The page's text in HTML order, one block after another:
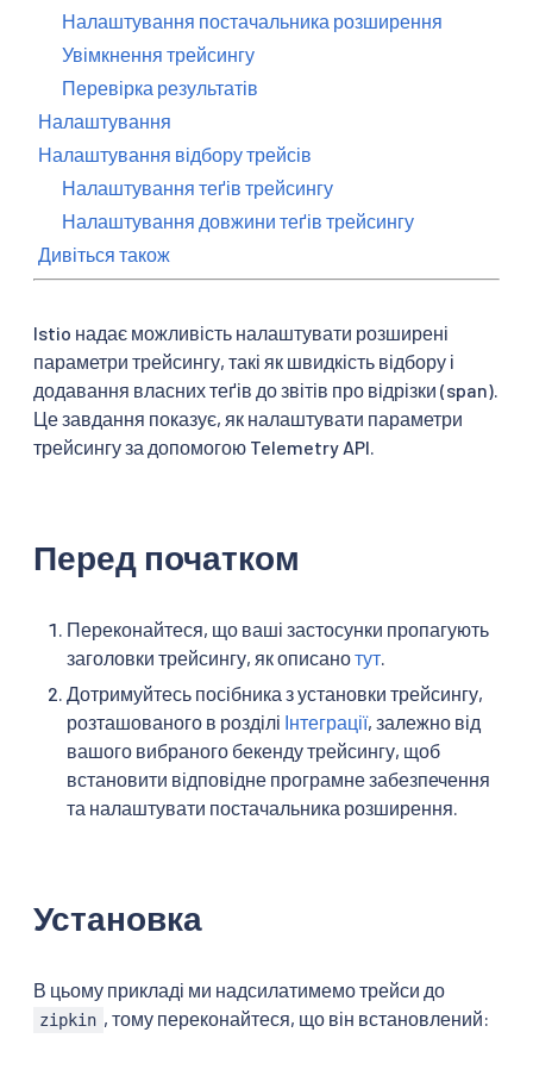
Налаштування постачальника розширення
Увімкнення трейсингу
Перевірка результатів
Налаштування
Налаштування відбору трейсів
Налаштування теґів трейсингу
Налаштування довжини теґів трейсингу
Дивіться також
Istio надає можливість налаштувати розширені
параметри трейсингу, такі як швидкість відбору і
додавання власних теґів до звітів про відрізки (span).
Це завдання показує, як налаштувати параметри
трейсингу за допомогою Telemetry API.
Перед початком
Переконайтеся, що ваші застосунки пропагують
заголовки трейсингу, як описанотут
Дотримуйтесь посібника з установки трейсингу,
розташованого в розділі Інтеграції, залежно від
вашого вибраного бекенду трейсингу, щоб
встановити відповідне програмне забезпечення
та налаштувати постачальника розширення.
Установка
В цьому прикладі ми надсилатимемо трейси до
zipkin , тому переконайтеся, що він встановлений: